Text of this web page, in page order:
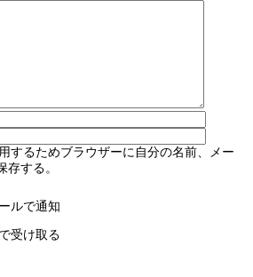
するためブラウザーに自分の名前、メー
する。
ルで通知
受け取る